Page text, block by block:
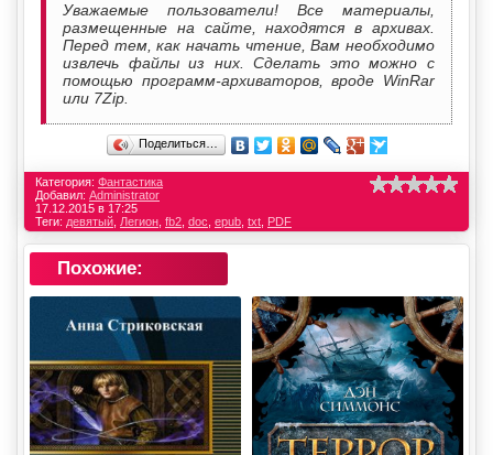
Уважаемые пользователи! Все материалы,
размещенные на сайте, находятся в архивах.
Перед тем, как начать чтение, Вам необходимо
извлечь файлы из них. Сделать это можно с
помощью программ-архиваторов, вроде WinRar
или 7Zip.
Поделиться…
Категория: Фантастика
Добавил: Administrator
17.12.2015 в 17:25
Теги: девятый Легион fb2 doc epub txt PDF
Похожие: